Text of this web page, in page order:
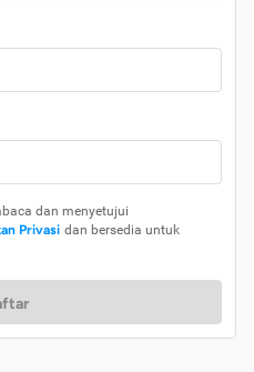
dan menyetujui
Privasi dan bersedia untuk